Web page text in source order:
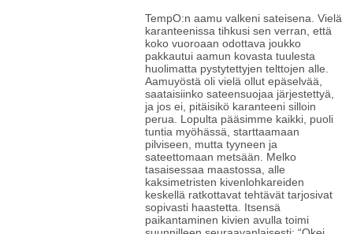
TempO:n aamu valkeni sateisena. Vielä
karanteenissa tihkusi sen verran, että
koko vuoroaan odottava joukko
pakkautui aamun kovasta tuulesta
huolimatta pystytettyjen telttojen alle.
Aamuyöstä oli vielä ollut epäselvää,
saataisiinko sateensuojaa järjestettyä,
ja jos ei, pitäisikö karanteeni silloin
perua. Lopulta pääsimme kaikki, puoli
tuntia myöhässä, starttaamaan
pilviseen, mutta tyyneen ja
sateettomaan metsään. Melko
tasaisessaa maastossa, alle
kaksimetristen kivenlohkareiden
keskellä ratkottavat tehtävät tarjosivat
sopivasti haastetta. Itsensä
paikantaminen kivien avulla toimi